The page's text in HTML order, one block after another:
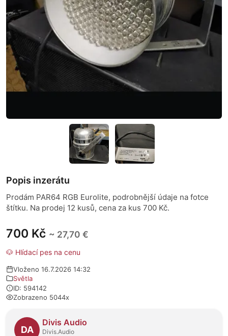
700 Kč ~ 27,70 €
🐶 Hlídací pes na cenu
Vloženo 16.7.2026 14:32
Světla
ID: 594142
Zobrazeno 5044x
O prodejci
DA
Divis Audio
Divis.Audio
Popis inzerátu
Prodám PAR64 RGB Eurolite, podrobnější údaje na fotce
štítku. Na prodej 12 kusů, cena za kus 700 Kč.